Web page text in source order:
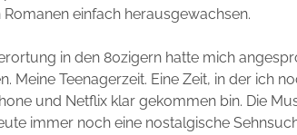
einfach herausgewachsen.
in den 80zigern hatte mich
Meine Teenagerzeit. Eine Zeit, in der ich
und Netflix klar gekommen bin. Die
immer noch eine nostalgische